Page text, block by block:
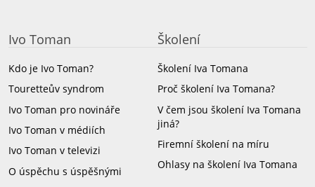
Ivo Toman
Kdo je Ivo Toman?
Touretteův syndrom
Ivo Toman pro novináře
Ivo Toman v médiích
Ivo Toman v televizi
O úspěchu s úspěšnými
Školení
Školení Iva Tomana
Proč školení Iva Tomana?
V čem jsou školení Iva Tomana
jiná?
Firemní školení na míru
Ohlasy na školení Iva Tomana